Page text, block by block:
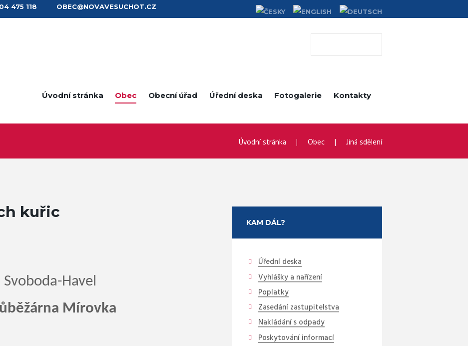
475 118 OBEC@NOVAVESUCHOT.CZ
Úvodní stránka Obec Obecní úřad Úřední deska Fotogalerie Kontakty
Úvodní stránka Obec Jiná sdělení
kuřic
Svoboda-Havel
Mírovka
KAM DÁL?
Úřední deska
Vyhlášky a nařízení
Poplatky
Zasedání zastupitelstva
Nakládání s odpady
Poskytování informací